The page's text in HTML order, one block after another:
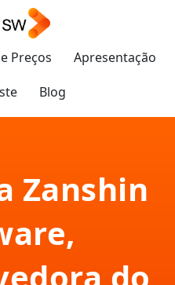
Preços
Apresentação
Blog
Zanshin